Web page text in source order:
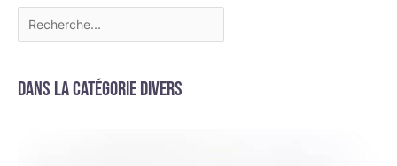
Dans la catégorie Divers